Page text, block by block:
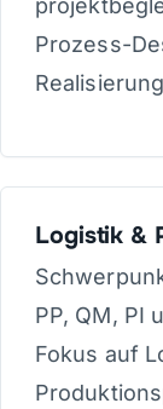
Prozess-
Logistik &
PP, QM, PI
Fokus auf